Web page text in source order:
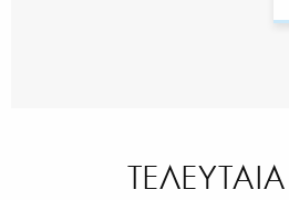
ΤΕΛΕΥΤΑΙΑ